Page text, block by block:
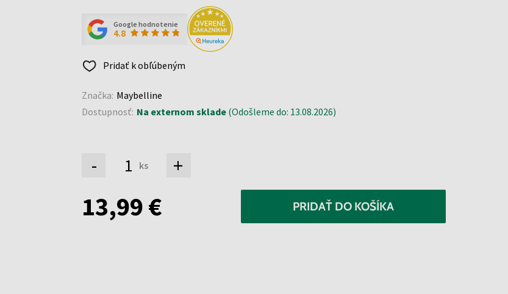
Google hodnotenie
4.8
Pridať k obľúbeným
Značka: Maybelline
Dostupnosť: Na externom sklade(Odošleme do: 13.08.2026)
- ks +
13,99 € PRIDAŤ DO KOŠÍKA